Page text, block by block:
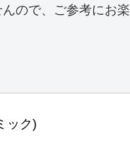
ので、ご参考にお楽
ック)